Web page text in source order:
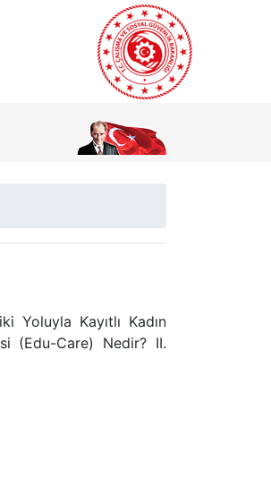
Yoluyla Kayıtlı Kadın
(Edu-Care) Nedir? II.